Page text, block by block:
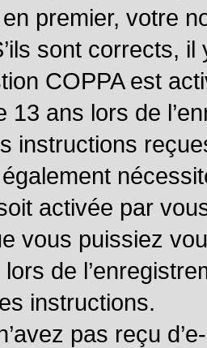
premier, votre
sont corrects,
COPPA est
13 ans lors de
instructions
activée par
vous puissiez
lors de
instructions.
pas reçu